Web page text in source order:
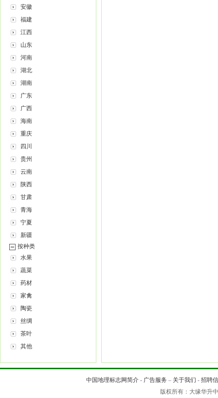
安徽
福建
江西
山东
河南
湖北
湖南
广东
广西
海南
重庆
四川
贵州
云南
陕西
甘肃
青海
宁夏
新疆
按种类
水果
蔬菜
药材
家禽
陶瓷
丝绸
茶叶
其他
中国地理标志网简介 - 广告服务 – 关于我们 - 招聘
版权所有：大缘